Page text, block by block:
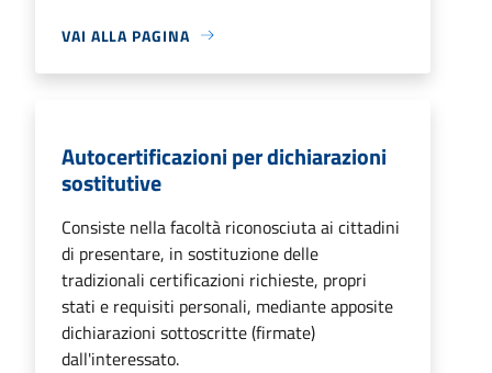
VAI ALLA PAGINA
Autocertificazioni per dichiarazioni
sostitutive
Consiste nella facoltà riconosciuta ai cittadini
di presentare, in sostituzione delle
tradizionali certificazioni richieste, propri
stati e requisiti personali, mediante apposite
dichiarazioni sottoscritte (firmate)
dall'interessato.